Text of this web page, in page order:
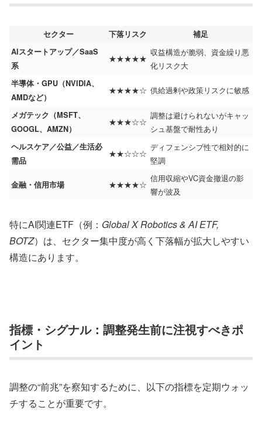
セクター 下落リスク
補足
AIスタートアップ／SaaS
系
★★★★★
収益構造が脆弱、資金繰り悪
化リスク大
半導体・GPU（NVIDIA、
AMDなど）
★★★★☆ 供給過剰や政策リスクに敏感
メガテック（MSFT、
GOOGL、AMZN）
★★★☆☆
調整は避けられないがキャッ
シュ基盤で耐性あり
ヘルスケア／公益／生活必
需品
★★☆☆☆
ディフェンシブ性で相対的に
堅調
金融・信用市場 ★★★★☆
信用収縮やVC資金撤退の影
響が波及
特にAI関連ETF（例： Global X Robotics & AI ETF,
BOTZ）は、セクター集中度が高く下落幅が拡大しやすい
構造にあります。
指標・シグナル：調整発生前に注視すべきポ
イント
調整の“前兆”を察知するために、以下の指標を定期ウォッ
チすることが重要です。